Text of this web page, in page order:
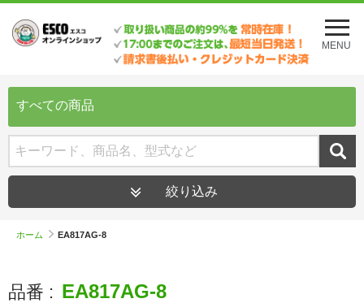
メ
ニ
ュ
を
MENU
すべての商品
絞り込み
ホーム EA817AG-8
品番 : EA817AG-8